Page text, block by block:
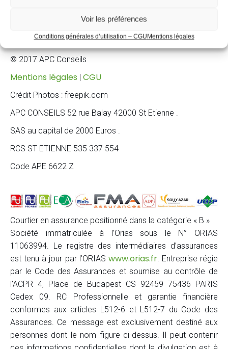
Voir les préférences
Conditions générales d’utilisation – CGUMentions légales
© 2017 APC Conseils
Mentions légales | CGU
Crédit Photos : freepik.com
APC CONSEILS 52 rue Balay 42000 St Etienne .
SAS au capital de 2000 Euros .
RCS ST ETIENNE 535 337 554
Code APE 6622 Z
Courtier en assurance positionné dans la catégorie « B »
Société immatriculée à l’Orias sous le N° ORIAS
11063994. Le registre des intermédiaires d’assurances
est tenu à jour par l’ORIAS www.orias.fr. Entreprise régie
par le Code des Assurances et soumise au contrôle de
l’ACPR 4, Place de Budapest CS 92459 75436 PARIS
Cedex 09. RC Professionnelle et garantie financière
conformes aux articles L512-6 et L512-7 du Code des
Assurances. Ce message est exclusivement destiné aux
personnes dont le nom figure ci-dessus. Il peut contenir